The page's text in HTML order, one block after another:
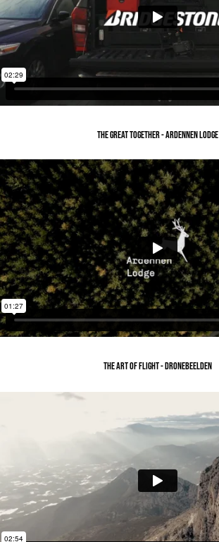
THE GREAT TOGETHER - ARDENNEN LODGE
The art of flight - DRONEBEELDEN